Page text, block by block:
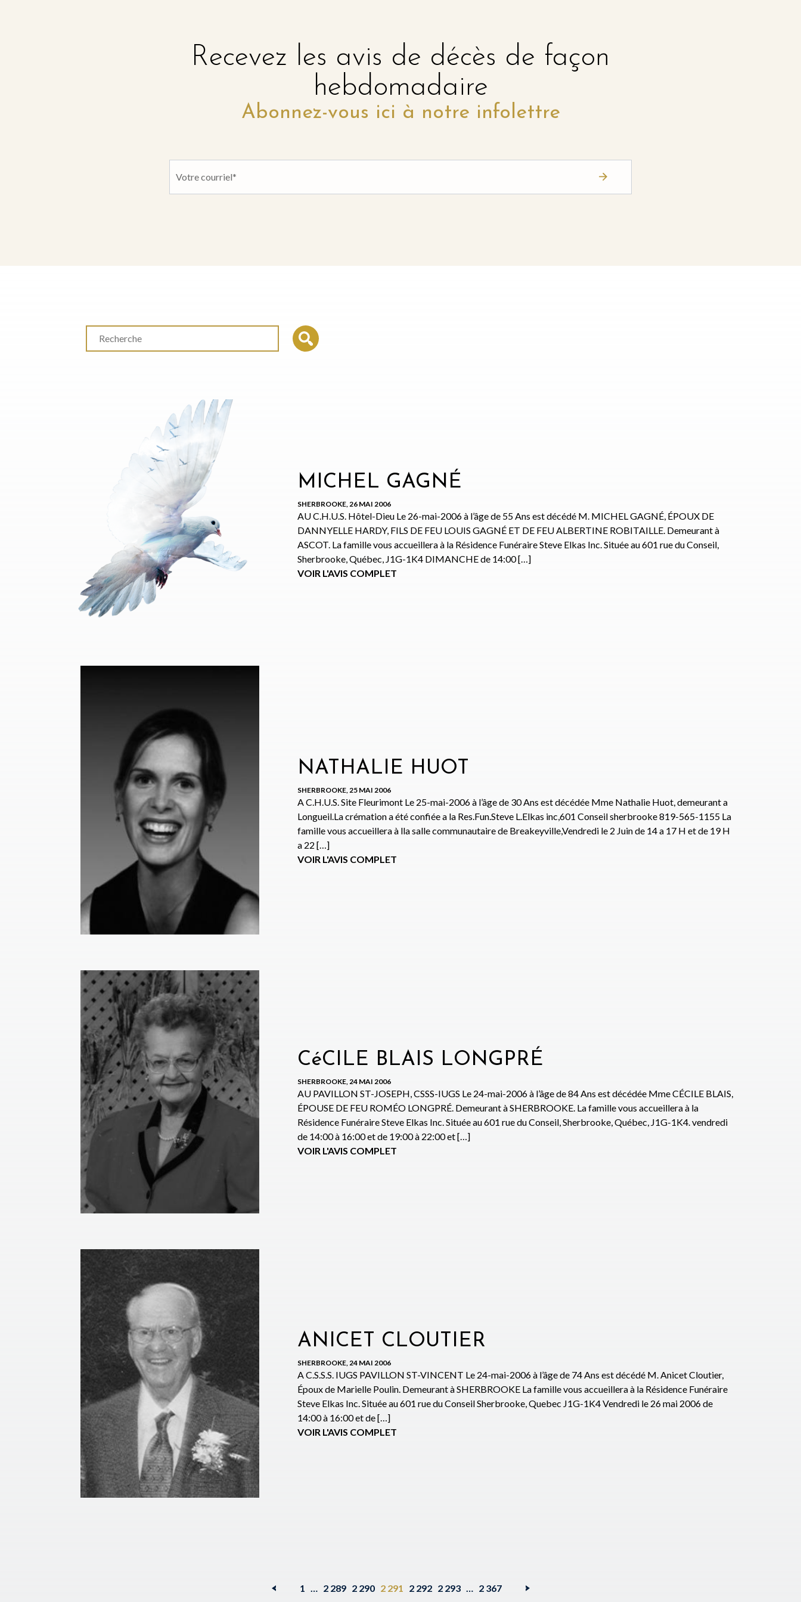
Recevez les avis de décès de façon
hebdomadaire
Abonnez-vous ici à notre infolettre
MICHEL GAGNÉ
SHERBROOKE, 26 MAI 2006
AU C.H.U.S. Hôtel-Dieu Le 26-mai-2006 à l’âge de 55 Ans est décédé M. MICHEL GAGNÉ, ÉPOUX DE
DANNYELLE HARDY, FILS DE FEU LOUIS GAGNÉ ET DE FEU ALBERTINE ROBITAILLE. Demeurant à
ASCOT. La famille vous accueillera à la Résidence Funéraire Steve Elkas Inc. Située au 601 rue du Conseil,
Sherbrooke, Québec, J1G-1K4 DIMANCHE de 14:00 […]
VOIR L'AVIS COMPLET
NATHALIE HUOT
SHERBROOKE, 25 MAI 2006
A C.H.U.S. Site Fleurimont Le 25-mai-2006 à l’âge de 30 Ans est décédée Mme Nathalie Huot, demeurant a
Longueil.La crémation a été confiée a la Res.Fun.Steve L.Elkas inc,601 Conseil sherbrooke 819-565-1155 La
famille vous accueillera à lla salle communautaire de Breakeyville,Vendredi le 2 Juin de 14 a 17 H et de 19 H
a 22 […]
VOIR L'AVIS COMPLET
CéCILE BLAIS LONGPRÉ
SHERBROOKE, 24 MAI 2006
AU PAVILLON ST-JOSEPH, CSSS-IUGS Le 24-mai-2006 à l’âge de 84 Ans est décédée Mme CÉCILE BLAIS,
ÉPOUSE DE FEU ROMÉO LONGPRÉ. Demeurant à SHERBROOKE. La famille vous accueillera à la
Résidence Funéraire Steve Elkas Inc. Située au 601 rue du Conseil, Sherbrooke, Québec, J1G-1K4. vendredi
de 14:00 à 16:00 et de 19:00 à 22:00 et […]
VOIR L'AVIS COMPLET
ANICET CLOUTIER
SHERBROOKE, 24 MAI 2006
A C.S.S.S. IUGS PAVILLON ST-VINCENT Le 24-mai-2006 à l’âge de 74 Ans est décédé M. Anicet Cloutier,
Époux de Marielle Poulin. Demeurant à SHERBROOKE La famille vous accueillera à la Résidence Funéraire
Steve Elkas Inc. Située au 601 rue du Conseil Sherbrooke, Quebec J1G-1K4 Vendredi le 26 mai 2006 de
14:00 à 16:00 et de […]
VOIR L'AVIS COMPLET
1 2 289 2 290 2 291 2 292 2 293 2 367